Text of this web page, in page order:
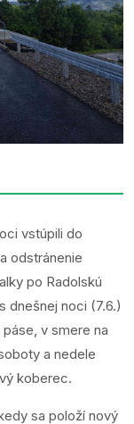
vstúpili do
odstránenie
po Radolskú
dnešnej noci (7.6.)
v smere na
a nedele
koberec.
sa položí nový